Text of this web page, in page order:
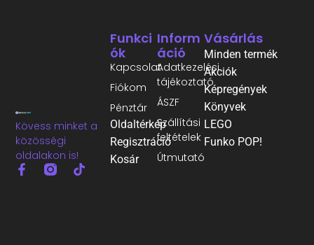
Kövess minket a
közösségi
oldalakon is!
Inform
Áció
Adatkezelési
tájékoztató
ÁSZF
Szállítási
feltételek
Útmutató
Funkci
Ók
Kapcsolat
Fiókom
Pénztár
Oldaltérkép
Regisztráció
Kosár
Vásárlás
Minden termék
Akciók
Képregények
Könyvek
LEGO
Funko POP!